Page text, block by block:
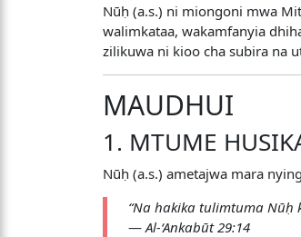
Nūḥ (a.s.) ni miongoni mwa
walimkataa, wakamfanyia
zilikuwa ni kioo cha subira na
MAUDHUI
1. MTUME
Nūḥ (a.s.) ametajwa mara
“Na hakika tulimtuma Nūḥ
— Al-‘Ankabūt 29:14